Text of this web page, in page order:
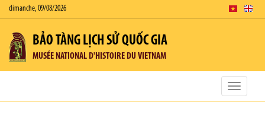
dimanche, 09/08/2026
BẢO TÀNG LỊCH SỬ QUỐC GIA
MUSÉE NATIONAL D'HISTOIRE DU VIETNAM
Toggle